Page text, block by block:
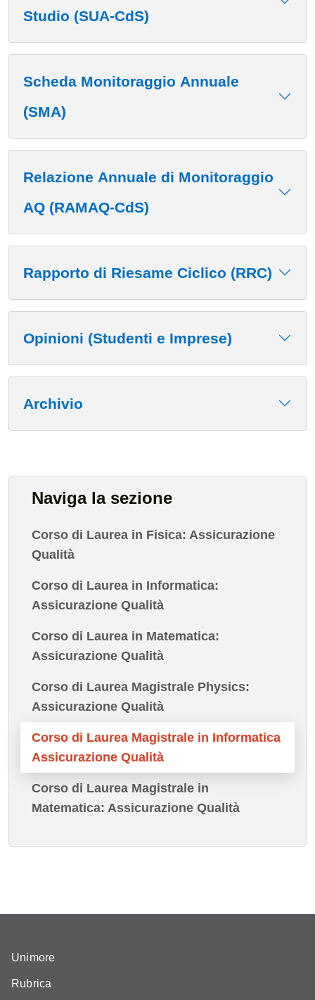
Studio (SUA-CdS)
Scheda Monitoraggio Annuale
(SMA)
Relazione Annuale di Monitoraggio
AQ (RAMAQ-CdS)
Rapporto di Riesame Ciclico (RRC)
Opinioni (Studenti e Imprese)
Archivio
Naviga la sezione
Corso di Laurea in Fisica: Assicurazione
Qualità
Corso di Laurea in Informatica:
Assicurazione Qualità
Corso di Laurea in Matematica:
Assicurazione Qualità
Corso di Laurea Magistrale Physics:
Assicurazione Qualità
Corso di Laurea Magistrale in Informatica
Assicurazione Qualità
Corso di Laurea Magistrale in
Matematica: Assicurazione Qualità
Unimore
Rubrica